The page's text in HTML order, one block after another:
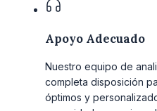
Apoyo Adecuado
Nuestro equipo de
completa disposición
óptimos y